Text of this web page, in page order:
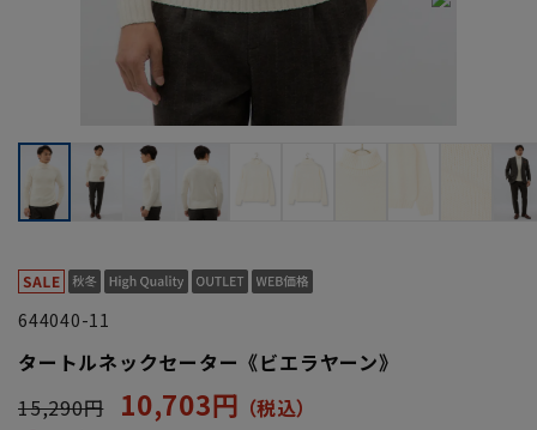
644040-11
タートルネックセーター《ビエラヤーン》
15,290円
10,703円